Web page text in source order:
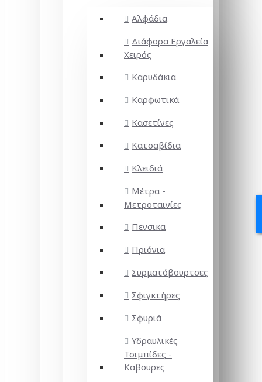
Αλφάδια
Διάφορα Εργαλεία
Χειρός
Καρυδάκια
Καρφωτικά
Κασετίνες
Κατσαβίδια
Κλειδιά
Μέτρα -
Μετροταινίες
Πενσικα
Πριόνια
Συρματόβουρτσες
Σφιγκτήρες
Σφυριά
Υδραυλικές
Τσιμπίδες -
Καβουρες